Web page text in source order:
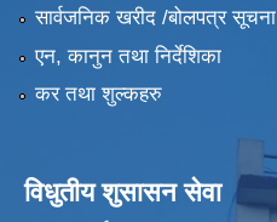
सार्वजनिक खरीद /बोलपत्र सूचना
एन, कानुन तथा निर्देशिका
कर तथा शुल्कहरु
विधुतीय शुसासन सेवा